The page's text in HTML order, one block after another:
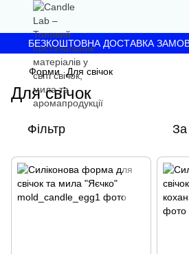
БЕЗКОШТОВНА ДОСТАВКА
Форми Для свічок
Для свічок
Фільтр За